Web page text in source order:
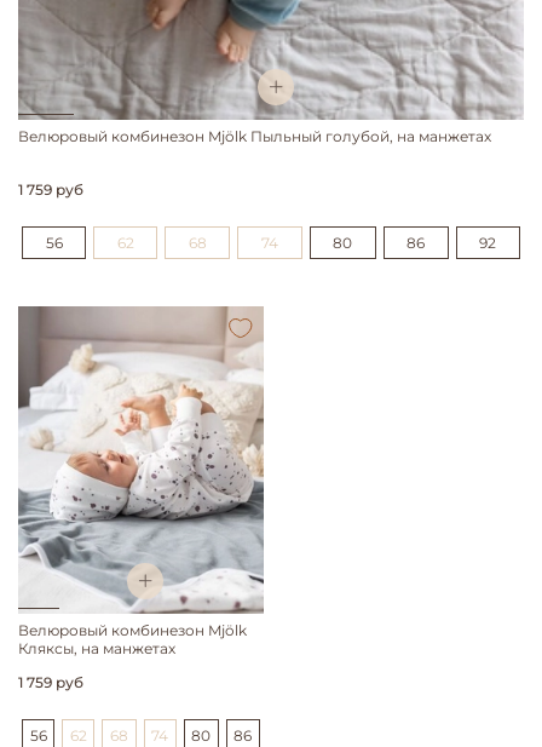
Велюровый комбинезон Mjölk Пыльный голубой, на манжетах
1 759 руб
56 62 68 74 80 86 92
Велюровый комбинезон Mjölk
Кляксы, на манжетах
1 759 руб
56 62 68 74 80 86